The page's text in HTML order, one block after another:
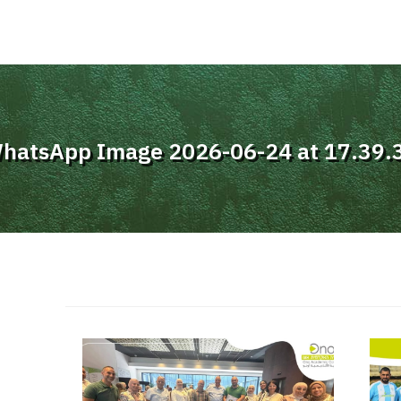
Image 2026-06-24 at